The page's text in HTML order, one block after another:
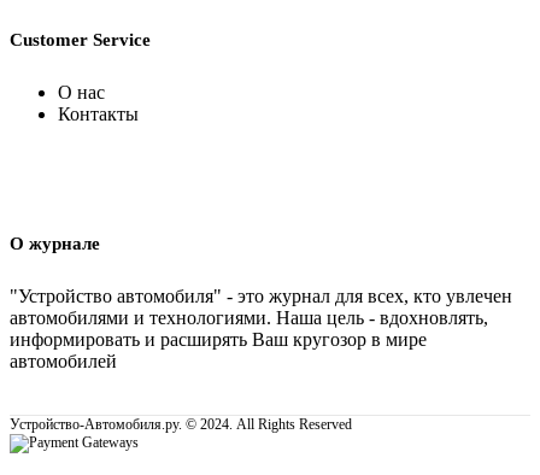
Customer Service
О нас
Контакты
О журнале
"Устройство автомобиля" - это журнал для всех, кто увлечен
автомобилями и технологиями. Наша цель - вдохновлять,
информировать и расширять Ваш кругозор в мире
автомобилей
Устройство-Автомобиля.ру. © 2024. All Rights Reserved